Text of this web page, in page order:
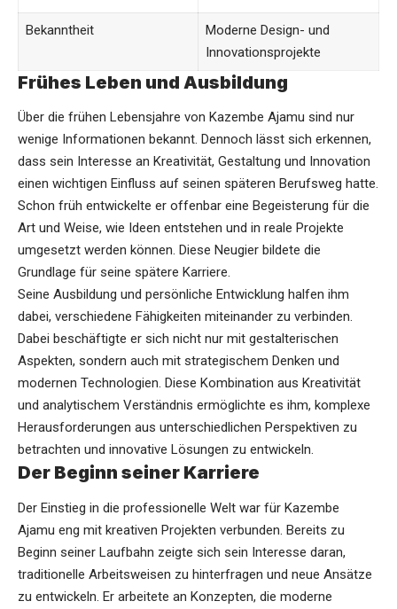
Bekanntheit
Moderne Design- und
Innovationsprojekte
Frühes Leben und Ausbildung
Über die frühen Lebensjahre von Kazembe Ajamu sind nur
wenige Informationen bekannt. Dennoch lässt sich erkennen,
dass sein Interesse an Kreativität, Gestaltung und Innovation
einen wichtigen Einfluss auf seinen späteren Berufsweg hatte.
Schon früh entwickelte er offenbar eine Begeisterung für die
Art und Weise, wie Ideen entstehen und in reale Projekte
umgesetzt werden können. Diese Neugier bildete die
Grundlage für seine spätere Karriere.
Seine Ausbildung und persönliche Entwicklung halfen ihm
dabei, verschiedene Fähigkeiten miteinander zu verbinden.
Dabei beschäftigte er sich nicht nur mit gestalterischen
Aspekten, sondern auch mit strategischem Denken und
modernen Technologien. Diese Kombination aus Kreativität
und analytischem Verständnis ermöglichte es ihm, komplexe
Herausforderungen aus unterschiedlichen Perspektiven zu
betrachten und innovative Lösungen zu entwickeln.
Der Beginn seiner Karriere
Der Einstieg in die professionelle Welt war für Kazembe
Ajamu eng mit kreativen Projekten verbunden. Bereits zu
Beginn seiner Laufbahn zeigte sich sein Interesse daran,
traditionelle Arbeitsweisen zu hinterfragen und neue Ansätze
zu entwickeln. Er arbeitete an Konzepten, die moderne